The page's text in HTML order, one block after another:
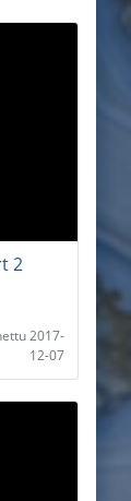
2
2017-
12-07